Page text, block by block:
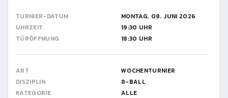
TURNIER-DATUM
MONTAG, 08. JUNI 2026
UHRZEIT
19:30 UHR
TÜRÖFFNUNG
18:30 UHR
ART
WOCHENTURNIER
DISZIPLIN
8-BALL
KATEGORIE
ALLE